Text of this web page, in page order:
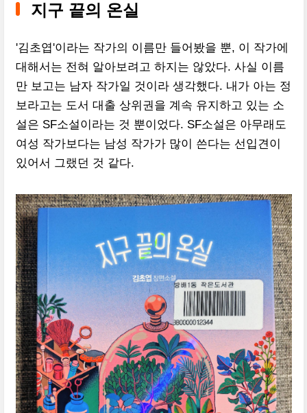
지구 끝의 온실
'김초엽'이라는 작가의 이름만 들어봤을 뿐, 이 작가에
대해서는 전혀 알아보려고 하지는 않았다. 사실 이름
만 보고는 남자 작가일 것이라 생각했다. 내가 아는 정
보라고는 도서 대출 상위권을 계속 유지하고 있는 소
설은 SF소설이라는 것 뿐이었다. SF소설은 아무래도
여성 작가보다는 남성 작가가 많이 쓴다는 선입견이
있어서 그랬던 것 같다.